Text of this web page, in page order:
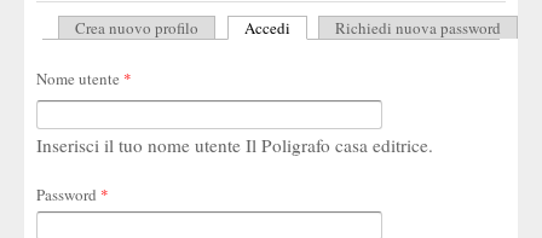
Schede primarie
Crea nuovo profilo Accedi (scheda attiva)
Richiedi nuova password
Nome utente *
Inserisci il tuo nome utente Il Poligrafo casa editrice.
Password *